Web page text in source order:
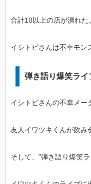
合計10以上の店が潰れた。
イシトビさんは不幸モン
弾き語り爆笑ライ
イシトビさんの不幸メー
友人イワツキくんが飲み
そして、”弾き語り爆笑ラ